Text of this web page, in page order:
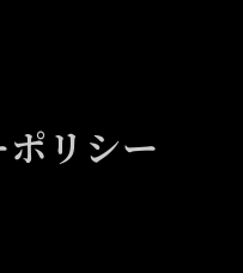
リシー